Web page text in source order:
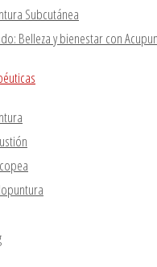
Subcutánea
Belleza y bienestar con